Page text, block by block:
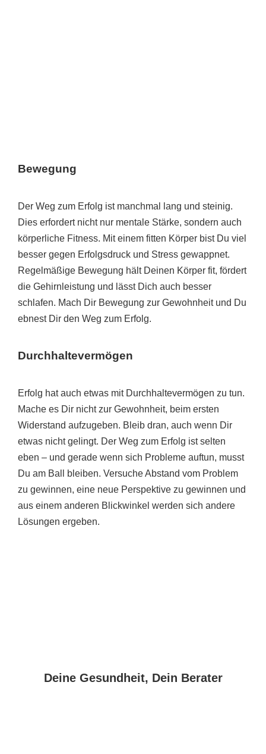
Bewegung
Der Weg zum Erfolg ist manchmal lang und steinig.
Dies erfordert nicht nur mentale Stärke, sondern auch
körperliche Fitness. Mit einem fitten Körper bist Du viel
besser gegen Erfolgsdruck und Stress gewappnet.
Regelmäßige Bewegung hält Deinen Körper fit, fördert
die Gehirnleistung und lässt Dich auch besser
schlafen. Mach Dir Bewegung zur Gewohnheit und Du
ebnest Dir den Weg zum Erfolg.
Durchhaltevermögen
Erfolg hat auch etwas mit Durchhaltevermögen zu tun.
Mache es Dir nicht zur Gewohnheit, beim ersten
Widerstand aufzugeben. Bleib dran, auch wenn Dir
etwas nicht gelingt. Der Weg zum Erfolg ist selten
eben – und gerade wenn sich Probleme auftun, musst
Du am Ball bleiben. Versuche Abstand vom Problem
zu gewinnen, eine neue Perspektive zu gewinnen und
aus einem anderen Blickwinkel werden sich andere
Lösungen ergeben.
Deine Gesundheit, Dein Berater